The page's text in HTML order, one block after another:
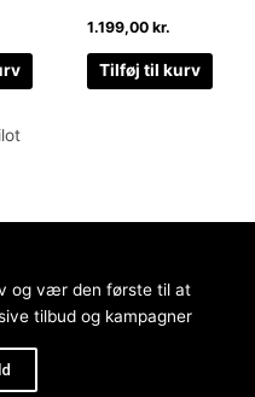
1.199,00 kr.
Tilføj til kurv
og vær den første til at
tilbud og kampagner